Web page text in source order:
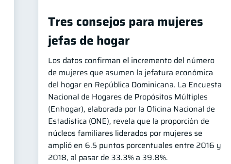
Tres consejos para mujeres
jefas de hogar
Los datos confirman el incremento del número
de mujeres que asumen la jefatura económica
del hogar en República Dominicana. La Encuesta
Nacional de Hogares de Propósitos Múltiples
(Enhogar), elaborada por la Oficina Nacional de
Estadística (ONE), revela que la proporción de
núcleos familiares liderados por mujeres se
amplió en 6.5 puntos porcentuales entre 2016 y
2018, al pasar de 33.3% a 39.8%.